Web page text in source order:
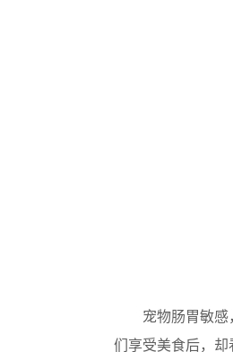
宠物肠胃敏
们享受美食后，